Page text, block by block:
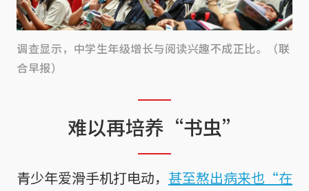
调查显示，中学生年级增长与阅读兴趣不成正比。（联
合早报）
难以再培养“书虫”
青少年爱滑手机打电动， 甚至熬出病来也“在